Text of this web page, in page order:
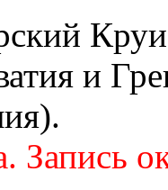
и
Запись